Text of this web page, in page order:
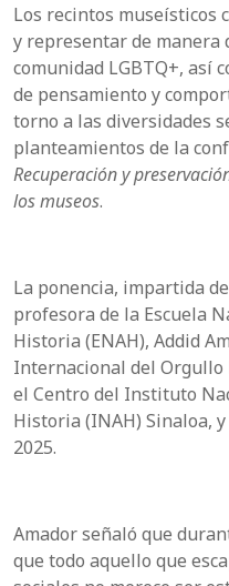
Los recintos museísticos
y representar de manera
comunidad LGBTQ+, así
de pensamiento y
torno a las diversidades
planteamientos de la
Recuperación y
los museos.
La ponencia, impartida
profesora de la Escuela
Historia (ENAH), Addid
Internacional del Orgullo
el Centro del Instituto
Historia (INAH) Sinaloa,
2025.
Amador señaló que
que todo aquello que